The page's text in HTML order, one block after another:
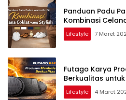
Panduan Padu
Kombinasi
Lifestyle 7 Maret
Futago Karya
Berkualitas
Lifestyle 4 Maret